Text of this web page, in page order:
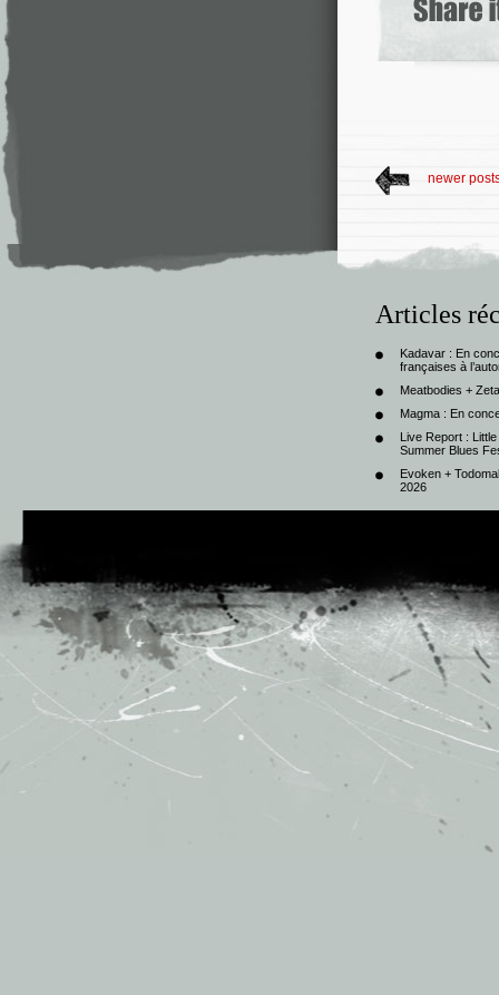
newer
Articles
Kadavar : En
françaises à
Meatbodies +
Magma : En
Live Report :
Summer Blues
Evoken +
2026